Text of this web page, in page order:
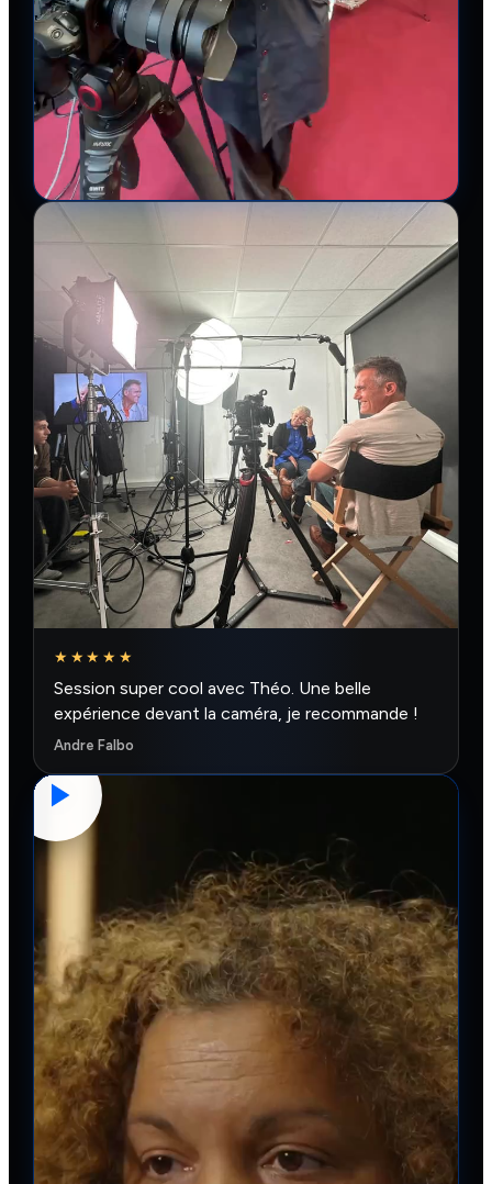
★★★★★
Session super cool avec Théo. Une belle
expérience devant la caméra, je recommande !
Andre Falbo